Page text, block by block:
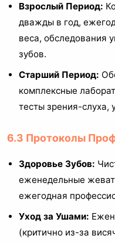
Взрослый Период:
дважды в год,
веса, обследования
зубов.
Старший Период:
комплексные
тесты зрения-слуха,
6.3 Протоколы
Здоровье Зубов:
еженедельные
ежегодная
Уход за Ушами:
(критично из-за